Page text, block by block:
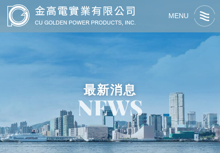
MENU
最新消息
NEWS